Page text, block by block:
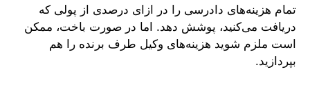
تمام هزینه‌های دادرسی را در ازای درصدی از پولی که
دریافت می‌کنید، پوشش دهد. اما در صورت باخت، ممکن
است ملزم شوید هزینه‌های وکیل طرف برنده را هم
بپردازید.